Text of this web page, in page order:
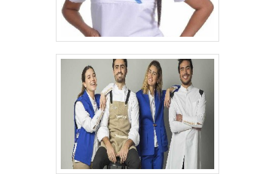
atividades e logística planejada para
entregas em curto prazo. Tudo isso,
somado a uma equipe multidisciplinar de
consultores associados e profissionais
qualificados, garante o sucesso de cada
cliente de ponta a ponta.